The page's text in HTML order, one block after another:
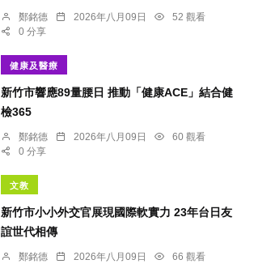
鄭銘德 2026年八月09日
52 觀看
0 分享
健康及醫療
新竹市響應89量腰日 推動「健康ACE」結合健
檢365
鄭銘德 2026年八月09日
60 觀看
0 分享
文教
新竹市小小外交官展現國際軟實力 23年台日友
誼世代相傳
鄭銘德 2026年八月09日
66 觀看